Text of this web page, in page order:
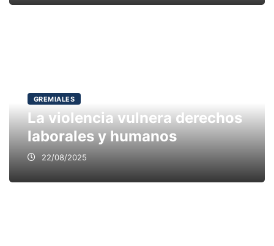
GREMIALES
La violencia vulnera derechos
laborales y humanos
22/08/2025